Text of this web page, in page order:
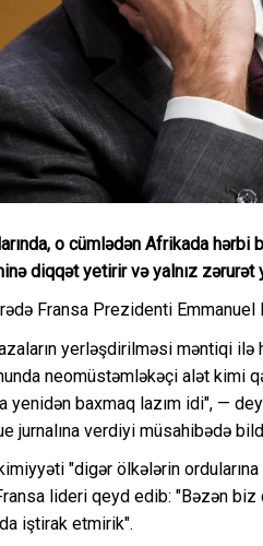
o cümlədən Afrikada
diqqət yetirir və yalnız zərurət
Fransa Prezidenti Emmanuel
yerləşdirilməsi məntiqi ilə
neomüstəmləkəçi alət kimi
yenidən baxmaq lazım idi", —
jurnalına verdiyi müsahibədə
"digər ölkələrin
lideri qeyd edib: "Bəzən
iştirak etmirik".